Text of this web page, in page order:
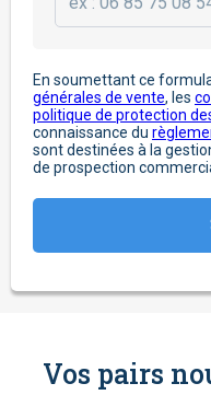
En soumettant ce
générales de vente, les
politique de protection
connaissance du
sont destinées à la
de prospection
Vos pairs